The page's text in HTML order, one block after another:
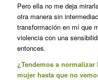
Pero ella no me deja
otra manera sin
transformación en mí que
violencia con una
entonces.
¿Tendemos a
mujer hasta que no